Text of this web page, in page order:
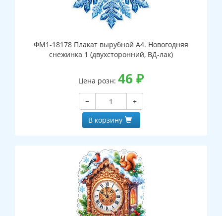
ФМ1-18178 Плакат вырубной А4. Новогодняя
снежинка 1 (двухсторонний, ВД-лак)
Цена розн: 46 ₽
−
+
В корзину